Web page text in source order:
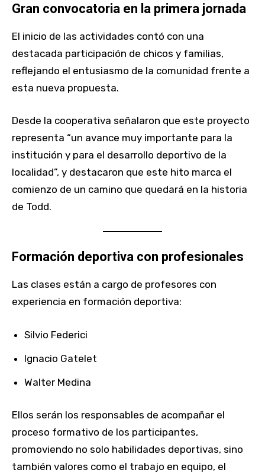
Gran convocatoria en la primera jornada
El inicio de las actividades contó con una
destacada participación de chicos y familias,
reflejando el entusiasmo de la comunidad frente a
esta nueva propuesta.
Desde la cooperativa señalaron que este proyecto
representa “un avance muy importante para la
institución y para el desarrollo deportivo de la
localidad”, y destacaron que este hito marca el
comienzo de un camino que quedará en la historia
de Todd.
Formación deportiva con profesionales
Las clases están a cargo de profesores con
experiencia en formación deportiva:
Silvio Federici
Ignacio Gatelet
Walter Medina
Ellos serán los responsables de acompañar el
proceso formativo de los participantes,
promoviendo no solo habilidades deportivas, sino
también valores como el trabajo en equipo, el